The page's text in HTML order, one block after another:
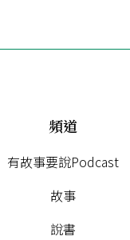
頻道
有故事要說Podcast
故事
說書